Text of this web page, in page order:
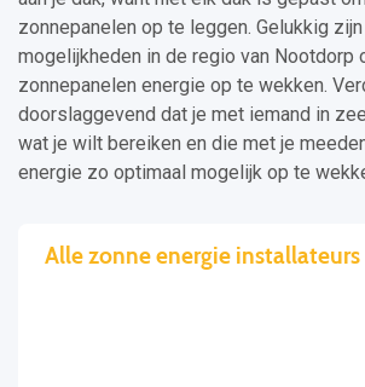
zonnepanelen op te leggen. Gelukkig
mogelijkheden in de regio van Nootdorp
zonnepanelen energie op te wekken.
doorslaggevend dat je met iemand in
wat je wilt bereiken en die met je
energie zo optimaal mogelijk op te
Alle zonne energie